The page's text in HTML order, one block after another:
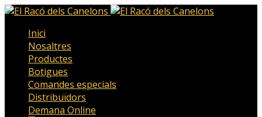
Inici
Nosaltres
Productes
Botigues
Comandes especials
Distribuïdors
Demana Online